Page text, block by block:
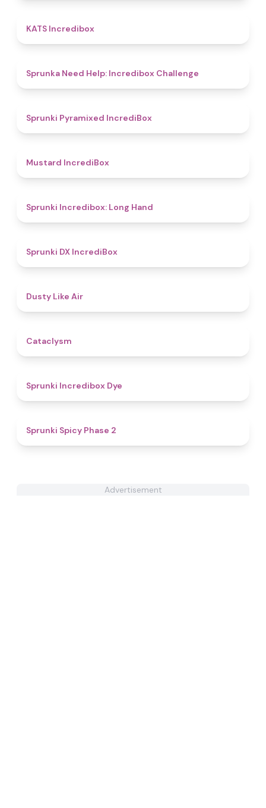
KATS Incredibox
Sprunka Need Help: Incredibox Challenge
Sprunki Pyramixed IncrediBox
Mustard IncrediBox
Sprunki Incredibox: Long Hand
Sprunki DX IncrediBox
Dusty Like Air
Cataclysm
Sprunki Incredibox Dye
Sprunki Spicy Phase 2
Advertisement